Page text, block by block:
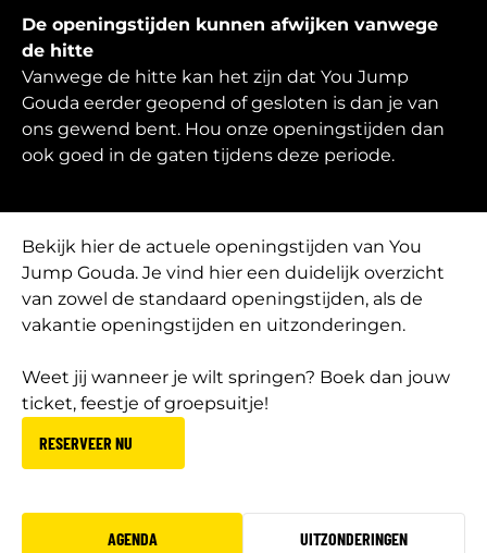
De openingstijden kunnen afwijken vanwege
de hitte
Vanwege de hitte kan het zijn dat You Jump
Gouda eerder geopend of gesloten is dan je van
ons gewend bent. Hou onze openingstijden dan
ook goed in de gaten tijdens deze periode.
Bekijk hier de actuele openingstijden van You
Jump Gouda. Je vind hier een duidelijk overzicht
van zowel de standaard openingstijden, als de
vakantie openingstijden en uitzonderingen.
Weet jij wanneer je wilt springen? Boek dan jouw
ticket, feestje of groepsuitje!
RESERVEER NU
AGENDA UITZONDERINGEN